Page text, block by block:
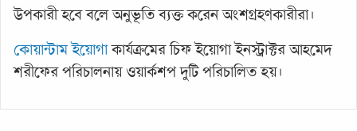
উপকারী হবে বলে অনুভূতি ব্যক্ত করেন অংশগ্রহণকারীরা।
কোয়ান্টাম ইয়োগাকার্যক্রমের চিফ ইয়োগা ইনস্ট্রাক্টর আহমেদ
শরীফের পরিচালনায় ওয়ার্কশপ দুটি পরিচালিত হয়।